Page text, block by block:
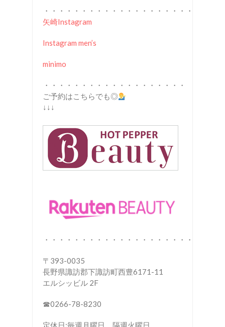
・・・・・・・・・・・・・・・・・・・・
矢崎Instagram
Instagram men’s
minimo
・・・・・・・・・・・・・・・・・・・
ご予約はこちらでも◎
↓↓↓
・・・・・・・・・・・・・・・・・・・・
〒393-0035
長野県諏訪郡下諏訪町西豊6171-11
エルシッビル 2F
☎︎0266-78-8230
定休日:毎週月曜日、隔週火曜日